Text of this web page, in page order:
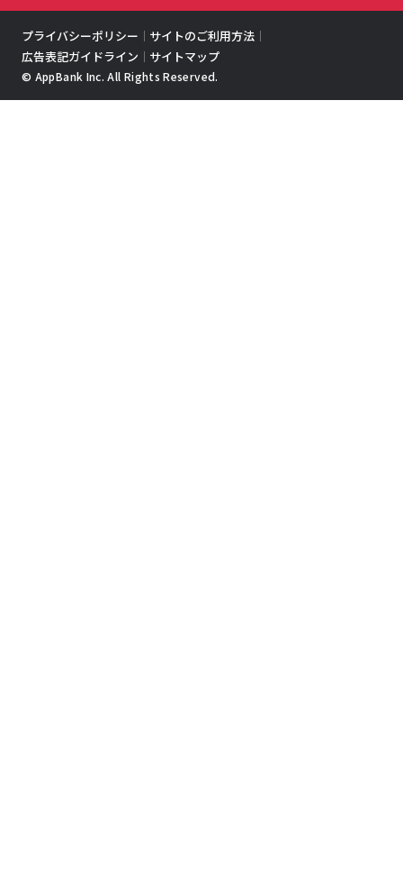
プライバシーポリシー ｜ サイトのご利用方法 ｜
広告表記ガイドライン ｜ サイトマップ
© AppBank Inc. All Rights Reserved.